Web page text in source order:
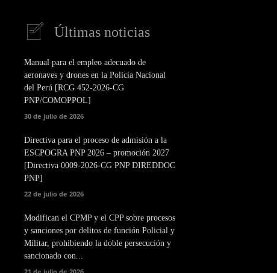
Últimas noticias
Manual para el empleo adecuado de
aeronaves y drones en la Policía Nacional
del Perú [RCG 452-2026-CG
PNP/COMOPPOL]
30 de julio de 2026
Directiva para el proceso de admisión a la
ESCPOGRA PNP 2026 – promoción 2027
[Directiva 0009-2026-CG PNP DIREDDOC
PNP]
22 de julio de 2026
Modifican el CPMP y el CPP sobre procesos
y sanciones por delitos de función Policial y
Militar, prohibiendo la doble persecución y
sancionado con...